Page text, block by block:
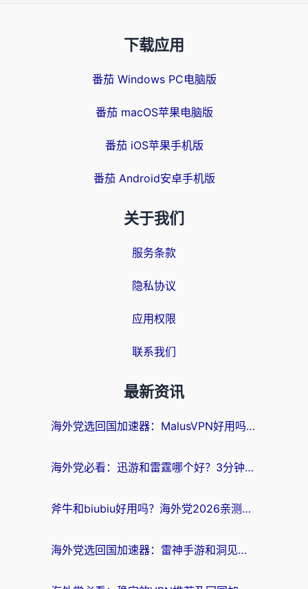
下载应用
番茄 Windows PC电脑版
番茄 macOS苹果电脑版
番茄 iOS苹果手机版
番茄 Android安卓手机版
关于我们
服务条款
隐私协议
应用权限
联系我们
最新资讯
海外党选回国加速器：MalusVPN好用吗？和快帆VPN哪个好？附真实对比与避坑指南
海外党必看：迅游和雷霆哪个好？3分钟教你选对回国加速器，无缝刷国内剧玩手游
斧牛和biubiu好用吗？海外党2026亲测回国加速器指南，附番茄加速器深度体验
海外党选回国加速器：雷神手游和洞见哪个好？附iPhone免费VPN推荐及ChickCNUfunR实测